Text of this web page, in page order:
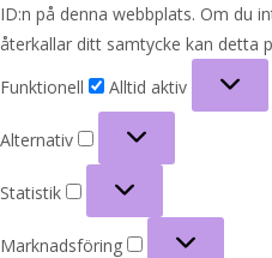
ID:n på denna webbplats. Om du
återkallar ditt samtycke kan detta
Funktionell
Alltid aktiv
Alternativ
Statistik
Marknadsföring